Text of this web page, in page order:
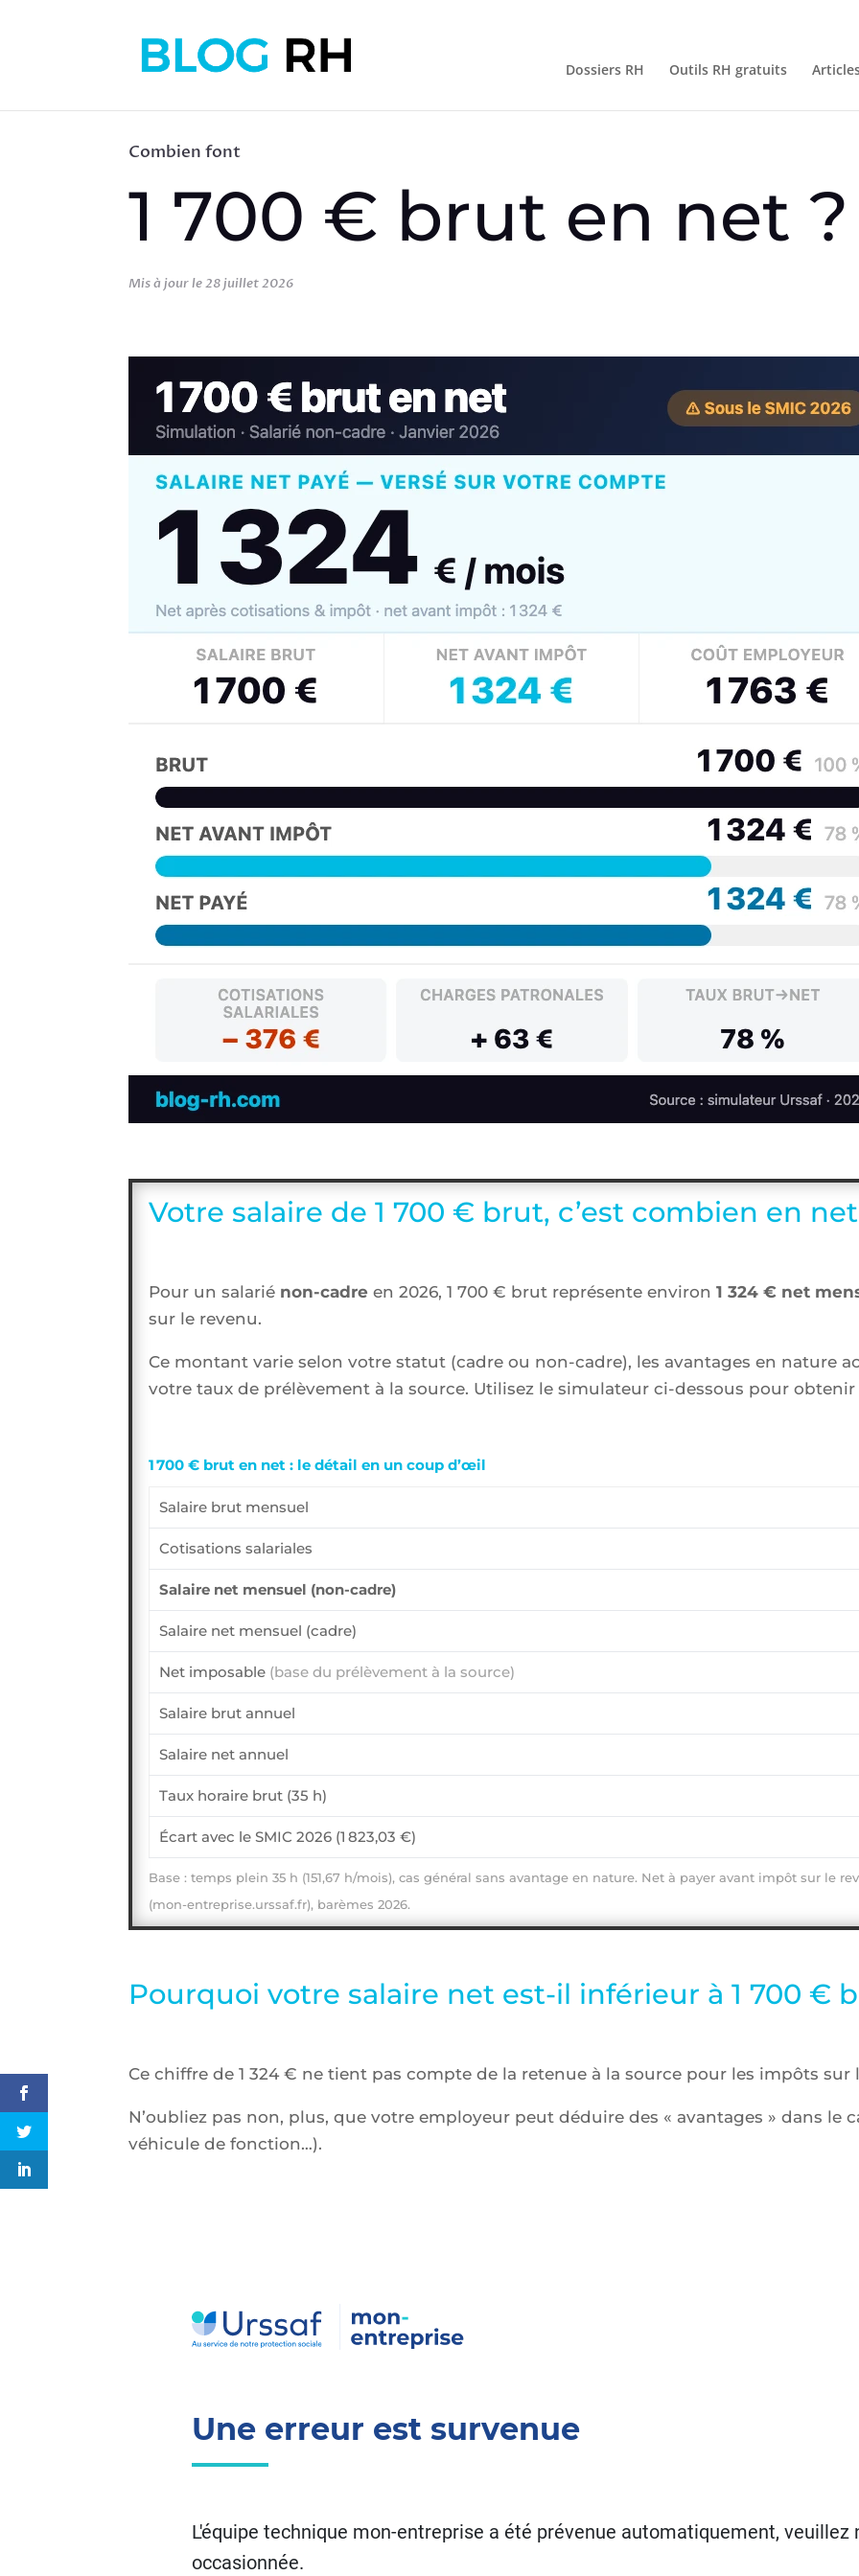
Dossiers RH Outils RH gratuits
Combien font
1 700 € brut en net ?
Mis à jour le 28 juillet 2026
Votre salaire de 1 700 € brut, c’est combien en
Pour un salarié non-cadre en 2026, 1 700 € brut représente environ1 324 € net
sur le revenu.
Ce montant varie selon votre statut (cadre ou non-cadre), les avantages en nature
votre taux de prélèvement à la source. Utilisez le simulateur ci-dessous pour
1 700 € brut en net : le détail en un coup d’œil
Salaire brut mensuel
Cotisations salariales
Salaire net mensuel (non-cadre)
Salaire net mensuel (cadre)
Net imposable (base du prélèvement à la source)
Salaire brut annuel
Salaire net annuel
Taux horaire brut (35 h)
Écart avec le SMIC 2026 (1 823,03 €)
Base : temps plein 35 h (151,67 h/mois), cas général sans avantage en nature. Net à payer avant impôt sur le
(mon-entreprise.urssaf.fr), barèmes 2026.
Pourquoi votre salaire net est-il inférieur à 1 700 €
Ce chiffre de 1 324 € ne tient pas compte de la retenue à la source pour les impôts sur
N’oubliez pas non, plus, que votre employeur peut déduire des « avantages » dans le
véhicule de fonction…).